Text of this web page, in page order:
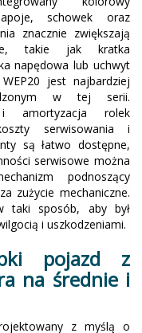
schowek oraz
znacznie zwiększają
takie jak kratka
napędowa lub uchwyt
jest najbardziej
w tej serii.
i amortyzacja rolek
serwisowania i
są łatwo dostępne,
serwisowe można
podnoszący
zużycie mechaniczne.
taki sposób, aby był
i uszkodzeniami.
pojazd z
na średnie i
z myślą o